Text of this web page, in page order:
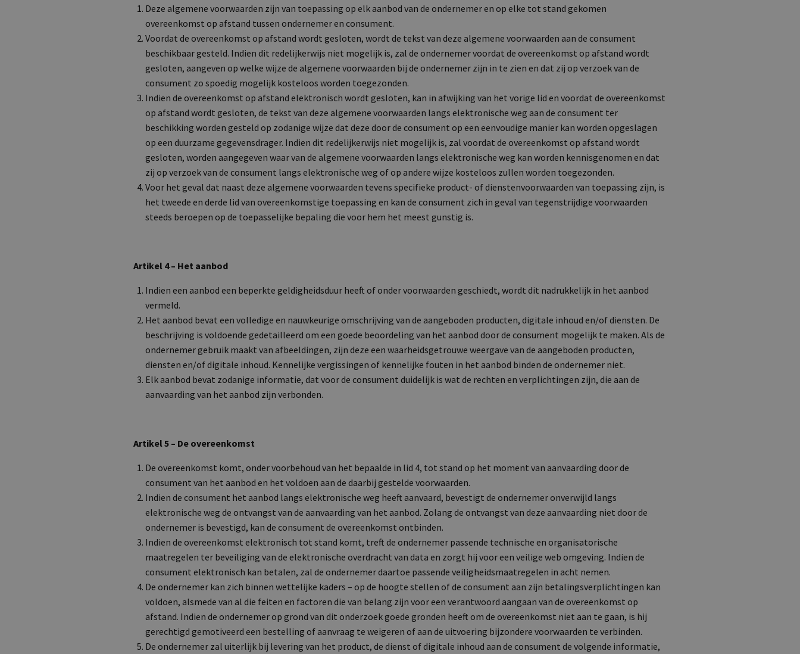
Deze algemene voorwaarden zijn van toepassing op elk aanbod van de ondernemer en op elke tot stand gekomen
overeenkomst op afstand tussen ondernemer en consument.
Voordat de overeenkomst op afstand wordt gesloten, wordt de tekst van deze algemene voorwaarden aan de consument
beschikbaar gesteld. Indien dit redelijkerwijs niet mogelijk is, zal de ondernemer voordat de overeenkomst op afstand wordt
gesloten, aangeven op welke wijze de algemene voorwaarden bij de ondernemer zijn in te zien en dat zij op verzoek van de
consument zo spoedig mogelijk kosteloos worden toegezonden.
Indien de overeenkomst op afstand elektronisch wordt gesloten, kan in afwijking van het vorige lid en voordat de overeenkomst
op afstand wordt gesloten, de tekst van deze algemene voorwaarden langs elektronische weg aan de consument ter
beschikking worden gesteld op zodanige wijze dat deze door de consument op een eenvoudige manier kan worden opgeslagen
op een duurzame gegevensdrager. Indien dit redelijkerwijs niet mogelijk is, zal voordat de overeenkomst op afstand wordt
gesloten, worden aangegeven waar van de algemene voorwaarden langs elektronische weg kan worden kennisgenomen en dat
zij op verzoek van de consument langs elektronische weg of op andere wijze kosteloos zullen worden toegezonden.
Voor het geval dat naast deze algemene voorwaarden tevens specifieke product- of dienstenvoorwaarden van toepassing zijn, is
het tweede en derde lid van overeenkomstige toepassing en kan de consument zich in geval van tegenstrijdige voorwaarden
steeds beroepen op de toepasselijke bepaling die voor hem het meest gunstig is.
Artikel 4– Het aanbod
Indien een aanbod een beperkte geldigheidsduur heeft of onder voorwaarden geschiedt, wordt dit nadrukkelijk in het aanbod
vermeld.
Het aanbod bevat een volledige en nauwkeurige omschrijving van de aangeboden producten, digitale inhoud en/of diensten. De
beschrijving is voldoende gedetailleerd om een goede beoordeling van het aanbod door de consument mogelijk te maken. Als de
ondernemer gebruik maakt van afbeeldingen, zijn deze een waarheidsgetrouwe weergave van de aangeboden producten,
diensten en/of digitale inhoud. Kennelijke vergissingen of kennelijke fouten in het aanbod binden de ondernemer niet.
Elk aanbod bevat zodanige informatie, dat voor de consument duidelijk is wat de rechten en verplichtingen zijn, die aan de
aanvaarding van het aanbod zijn verbonden.
Artikel 5 – De overeenkomst
De overeenkomst komt, onder voorbehoud van het bepaalde in lid 4, tot stand op het moment van aanvaarding door de
consument van het aanbod en het voldoen aan de daarbij gestelde voorwaarden.
Indien de consument het aanbod langs elektronische weg heeft aanvaard, bevestigt de ondernemer onverwijld langs
elektronische weg de ontvangst van de aanvaarding van het aanbod. Zolang de ontvangst van deze aanvaarding niet door de
ondernemer is bevestigd, kan de consument de overeenkomst ontbinden.
Indien de overeenkomst elektronisch tot stand komt, treft de ondernemer passende technische en organisatorische
maatregelen ter beveiliging van de elektronische overdracht van data en zorgt hij voor een veilige web omgeving. Indien de
consument elektronisch kan betalen, zal de ondernemer daartoe passende veiligheidsmaatregelen in acht nemen.
De ondernemer kan zich binnen wettelijke kaders – op de hoogte stellen of de consument aan zijn betalingsverplichtingen kan
voldoen, alsmede van al die feiten en factoren die van belang zijn voor een verantwoord aangaan van de overeenkomst op
afstand. Indien de ondernemer op grond van dit onderzoek goede gronden heeft om de overeenkomst niet aan te gaan, is hij
gerechtigd gemotiveerd een bestelling of aanvraag te weigeren of aan de uitvoering bijzondere voorwaarden te verbinden.
De ondernemer zal uiterlijk bij levering van het product, de dienst of digitale inhoud aan de consument de volgende informatie,